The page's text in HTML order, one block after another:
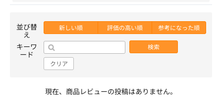
並び替
え
新しい順 評価の高い順 参考になった順
キーワ
ード
検索
クリア
現在、商品レビューの投稿はありません。